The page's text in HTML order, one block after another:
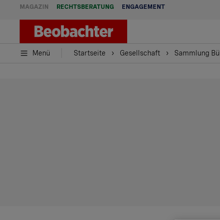
MAGAZIN RECHTSBERATUNG ENGAGEMENT
Menü Startseite Gesellschaft Sammlung